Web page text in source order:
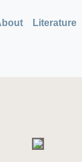
Literature